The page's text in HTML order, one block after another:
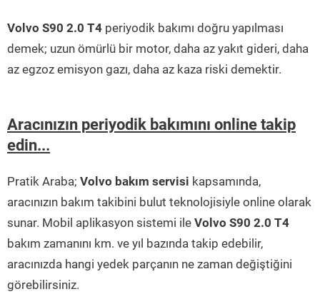
Volvo S90 2.0 T4 periyodik bakımı doğru yapılması
demek; uzun ömürlü bir motor, daha az yakıt gideri, daha
az egzoz emisyon gazı, daha az kaza riski demektir.
Aracınızın periyodik bakımını online takip
edin...
Pratik Araba; Volvo bakım servisi kapsamında,
aracınızın bakım takibini bulut teknolojisiyle online olarak
sunar. Mobil aplikasyon sistemi ile Volvo S90 2.0 T4
bakım zamanını km. ve yıl bazında takip edebilir,
aracınızda hangi yedek parçanın ne zaman değiştiğini
görebilirsiniz.